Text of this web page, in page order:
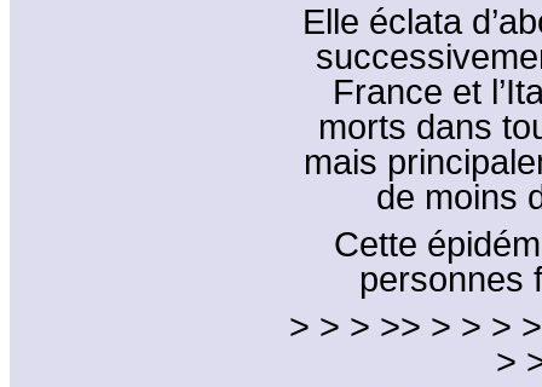
Elle éclata
France et
morts dans
mais
de moins
Cette
personnes
> > > >> > > >
>